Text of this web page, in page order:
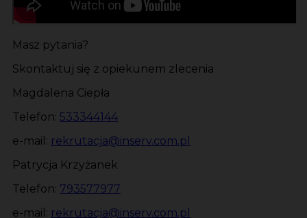
Masz pytania?
Skontaktuj się z opiekunem zlecenia
Magdalena Ciepła
Telefon: 533344144
e-mail: rekrutacja@inserv.com.pl
Patrycja Krzyżanek
Telefon: 793577977
e-mail: rekrutacja@inserv.com.pl